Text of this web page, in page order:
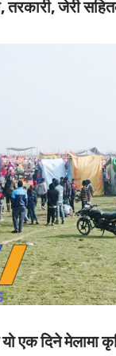
तरकारी, जेरी
एक दिने